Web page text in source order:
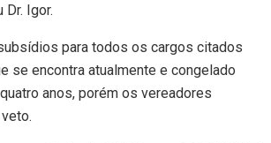
Dr. Igor.
para todos os cargos citados
se encontra atualmente e congelado
anos, porém os vereadores